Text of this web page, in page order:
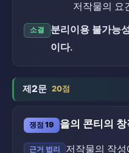
저작물의 요
소결
분리이용 불가능
이다.
제2문 20점
쟁점 19 을의 콘티의 창
근거 법리
저작물의 작